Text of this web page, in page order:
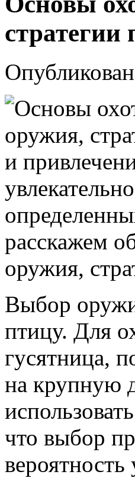
стратегии
расскажем
оружия,
Выбор
птицу. Для
гусятница,
на крупную
что выбор